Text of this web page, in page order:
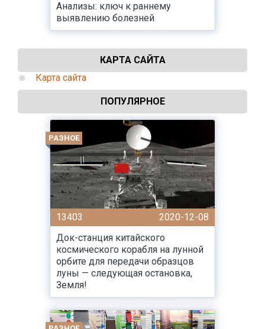
Анализы: ключ к раннему
выявлению болезней
КАРТА САЙТА
Карта сайта
ПОПУЛЯРНОЕ
РАЗНОЕ
13403
2020-12-08
Док-станция китайского
космического корабля на лунной
орбите для передачи образцов
луны — следующая остановка,
Земля!